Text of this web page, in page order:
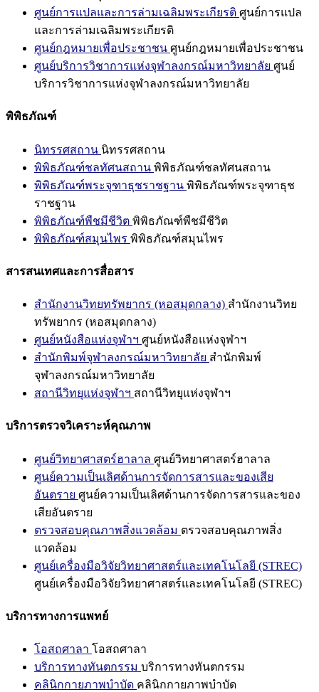
ศูนย์การแปลและการล่ามเฉลิมพระเกียรติ ศูนย์การแปล
และการล่ามเฉลิมพระเกียรติ
ศูนย์กฎหมายเพื่อประชาชน ศูนย์กฎหมายเพื่อประชาชน
ศูนย์บริการวิชาการแห่งจุฬาลงกรณ์มหาวิทยาลัย ศูนย์
บริการวิชาการแห่งจุฬาลงกรณ์มหาวิทยาลัย
พิพิธภัณฑ์
นิทรรศสถาน นิทรรศสถาน
พิพิธภัณฑ์ชลทัศนสถาน พิพิธภัณฑ์ชลทัศนสถาน
พิพิธภัณฑ์พระจุฑาธุชราชฐาน พิพิธภัณฑ์พระจุฑาธุช
ราชฐาน
พิพิธภัณฑ์พืชมีชีวิต พิพิธภัณฑ์พืชมีชีวิต
พิพิธภัณฑ์สมุนไพร พิพิธภัณฑ์สมุนไพร
สารสนเทศและการสื่อสาร
สำนักงานวิทยทรัพยากร (หอสมุดกลาง) สำนักงานวิทย
ทรัพยากร (หอสมุดกลาง)
ศูนย์หนังสือแห่งจุฬาฯ ศูนย์หนังสือแห่งจุฬาฯ
สำนักพิมพ์จุฬาลงกรณ์มหาวิทยาลัย สำนักพิมพ์
จุฬาลงกรณ์มหาวิทยาลัย
สถานีวิทยุแห่งจุฬาฯ สถานีวิทยุแห่งจุฬาฯ
บริการตรวจวิเคราะห์คุณภาพ
ศูนย์วิทยาศาสตร์ฮาลาล ศูนย์วิทยาศาสตร์ฮาลาล
ศูนย์ความเป็นเลิศด้านการจัดการสารและของเสีย
อันตราย ศูนย์ความเป็นเลิศด้านการจัดการสารและของ
เสียอันตราย
ตรวจสอบคุณภาพสิ่งแวดล้อม ตรวจสอบคุณภาพสิ่ง
แวดล้อม
ศูนย์เครื่องมือวิจัยวิทยาศาสตร์และเทคโนโลยี (STREC)
ศูนย์เครื่องมือวิจัยวิทยาศาสตร์และเทคโนโลยี (STREC)
บริการทางการแพทย์
โอสถศาลา โอสถศาลา
บริการทางทันตกรรม บริการทางทันตกรรม
คลินิกกายภาพบำบัด คลินิกกายภาพบำบัด